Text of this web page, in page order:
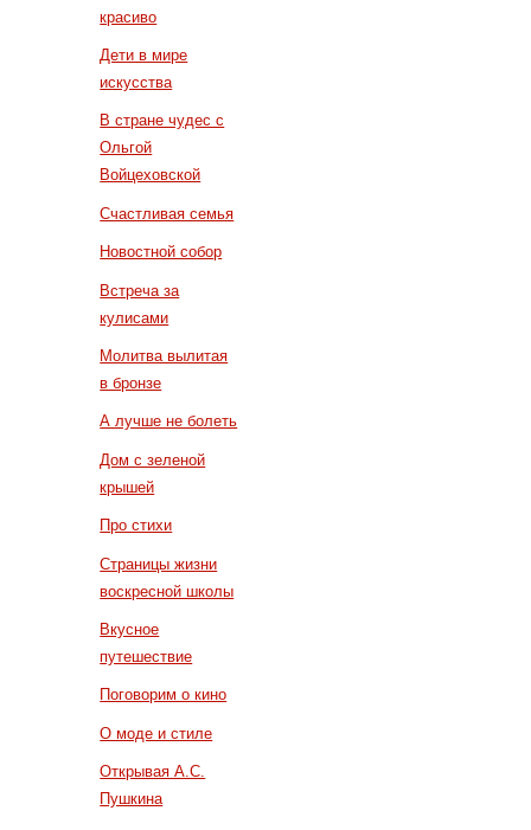
красиво
Дети в мире
искусства
В стране чудес с
Ольгой
Войцеховской
Счастливая семья
Новостной собор
Встреча за
кулисами
Молитва вылитая
в бронзе
А лучше не болеть
Дом с зеленой
крышей
Про стихи
Страницы жизни
воскресной школы
Вкусное
путешествие
Поговорим о кино
О моде и стиле
Открывая А.С.
Пушкина